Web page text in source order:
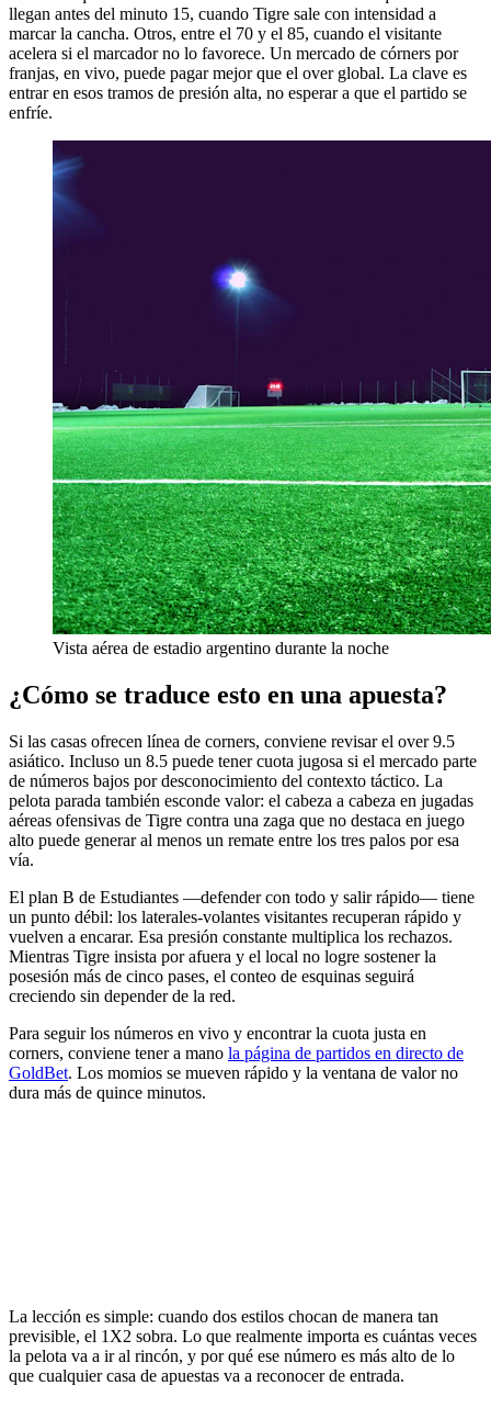
llegan antes del minuto 15, cuando Tigre sale con intensidad a
marcar la cancha. Otros, entre el 70 y el 85, cuando el visitante
acelera si el marcador no lo favorece. Un mercado de córners por
franjas, en vivo, puede pagar mejor que el over global. La clave es
entrar en esos tramos de presión alta, no esperar a que el partido se
enfríe.
Vista aérea de estadio argentino durante la noche
¿Cómo se traduce esto en una apuesta?
Si las casas ofrecen línea de corners, conviene revisar el over 9.5
asiático. Incluso un 8.5 puede tener cuota jugosa si el mercado parte
de números bajos por desconocimiento del contexto táctico. La
pelota parada también esconde valor: el cabeza a cabeza en jugadas
aéreas ofensivas de Tigre contra una zaga que no destaca en juego
alto puede generar al menos un remate entre los tres palos por esa
vía.
El plan B de Estudiantes —defender con todo y salir rápido— tiene
un punto débil: los laterales-volantes visitantes recuperan rápido y
vuelven a encarar. Esa presión constante multiplica los rechazos.
Mientras Tigre insista por afuera y el local no logre sostener la
posesión más de cinco pases, el conteo de esquinas seguirá
creciendo sin depender de la red.
Para seguir los números en vivo y encontrar la cuota justa en
corners, conviene tener a mano la página de partidos en directo de
GoldBet. Los momios se mueven rápido y la ventana de valor no
dura más de quince minutos.
La lección es simple: cuando dos estilos chocan de manera tan
previsible, el 1X2 sobra. Lo que realmente importa es cuántas veces
la pelota va a ir al rincón, y por qué ese número es más alto de lo
que cualquier casa de apuestas va a reconocer de entrada.